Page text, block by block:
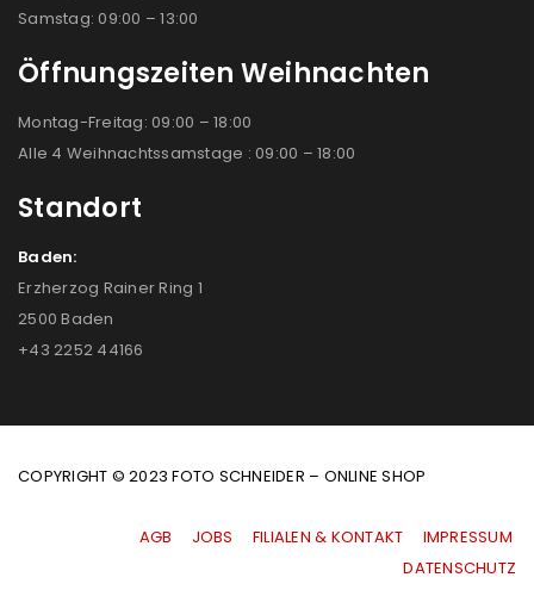
Samstag: 09:00 – 13:00
Öffnungszeiten Weihnachten
Montag-Freitag: 09:00 – 18:00
Alle 4 Weihnachtssamstage : 09:00 – 18:00
Standort
Baden:
Erzherzog Rainer Ring 1
2500 Baden
+43 2252 44166
COPYRIGHT © 2023 FOTO SCHNEIDER – ONLINE SHOP
AGB JOBS FILIALEN & KONTAKT
IMPRESSUM
|DATENSCHUTZ